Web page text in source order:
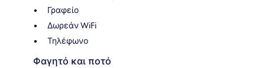
Γραφείο
Δωρεάν WiFi
Τηλέφωνο
Φαγητό και ποτό